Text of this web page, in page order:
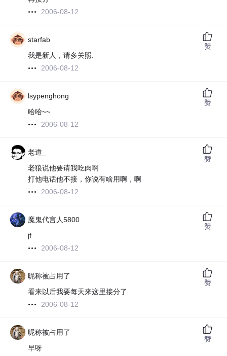
2006-08-12
starfab
我是新人，请多关照.
2006-08-12
赞
lsypenghong
哈哈~~
2006-08-12
赞
老道_
老狼说他要请我吃肉啊
打他电话他不接，你说有啥用啊，啊
2006-08-12
赞
魔鬼代言人5800
jf
2006-08-12
赞
昵称被占用了
看来以后我要每天来这里接分了
2006-08-12
赞
昵称被占用了
早呀
赞